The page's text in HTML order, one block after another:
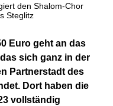
den Shalom-Chor
Steglitz
Euro geht an das
sich ganz in der
Partnerstadt des
Dort haben die
vollständig